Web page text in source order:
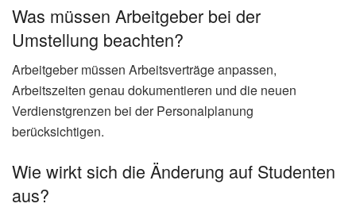
Was müssen Arbeitgeber bei der
Umstellung beachten?
Arbeitgeber müssen Arbeitsverträge anpassen,
Arbeitszeiten genau dokumentieren und die neuen
Verdienstgrenzen bei der Personalplanung
berücksichtigen.
Wie wirkt sich die Änderung auf Studenten
aus?